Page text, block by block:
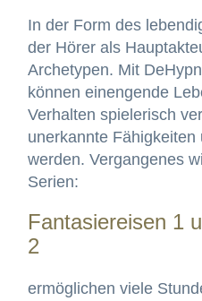
In der Form des
der Hörer als
Archetypen. Mit
können einengende
Verhalten spielerisch
unerkannte Fähigkeiten
werden. Vergangenes
Serien:
Fantasiereisen 1
2
ermöglichen viele